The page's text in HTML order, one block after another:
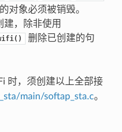
对象必须被销毁。
建，除非使用
删除已创建的句
时，须创建以上全部接
main/softap_sta.c。